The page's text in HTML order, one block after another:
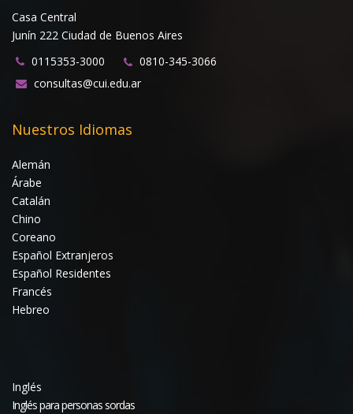
Casa Central
Junín 222 Ciudad de Buenos Aires
0115353-3000
0810-345-3066
consultas@cui.edu.ar
Nuestros Idiomas
Alemán
Árabe
Catalán
Chino
Coreano
Español Extranjeros
Español Residentes
Francés
Hebreo
Inglés
Inglés para personas sordas